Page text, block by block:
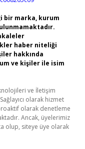
bir marka, kurum
haber niteliği
hakkında
ve kişiler ile isim
ve İletişim
olarak hizmet
olarak denetleme
Ancak, üyelerimiz
olup, siteye üye olarak